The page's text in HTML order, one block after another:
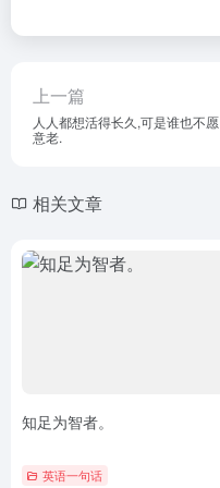
上一篇
人人都想活得长久,可是谁也不愿
意老.
相关文章
知足为智者。
英语一句话